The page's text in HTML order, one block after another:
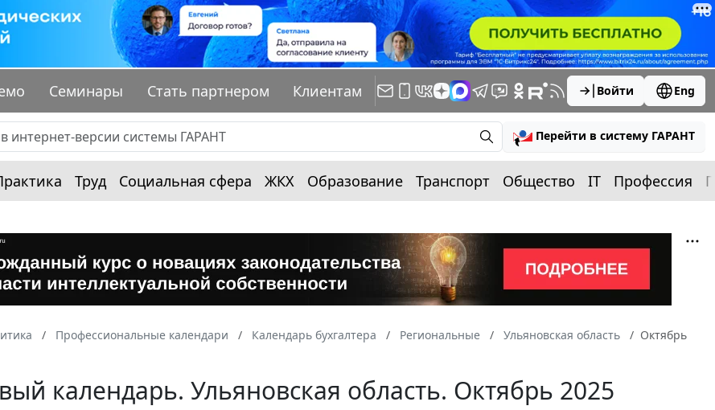
Семинары Стать партнером Клиентам Войти Eng
Перейти в систему ГАРАНТ
Труд Социальная сфера ЖКХ Образование Транспорт Общество IT Профессия
Профессиональные календари Календарь бухгалтера Региональные Ульяновская область
Октябрь
календарь. Ульяновская область. Октябрь 2025